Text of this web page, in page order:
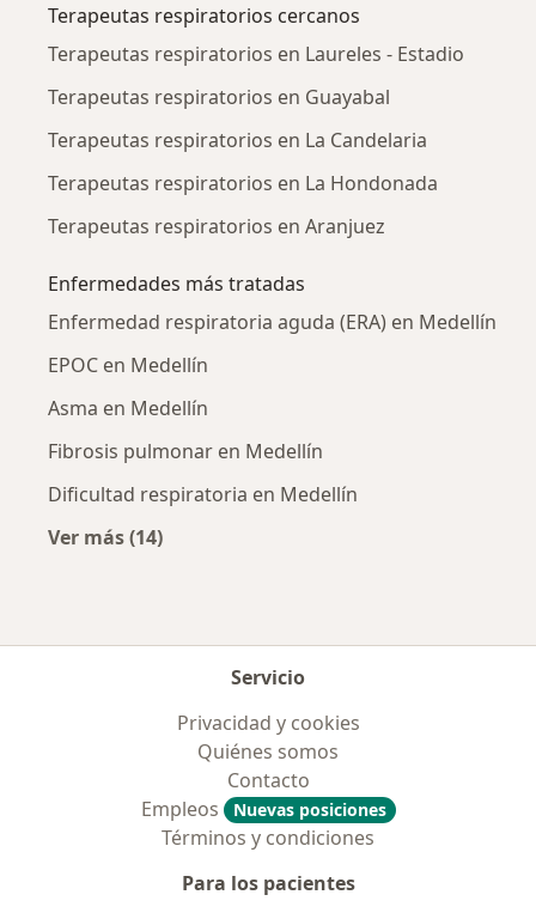
Terapeutas respiratorios cercanos
Terapeutas respiratorios en Laureles - Estadio
Terapeutas respiratorios en Guayabal
Terapeutas respiratorios en La Candelaria
Terapeutas respiratorios en La Hondonada
Terapeutas respiratorios en Aranjuez
Enfermedades más tratadas
Enfermedad respiratoria aguda (ERA) en Medellín
EPOC en Medellín
Asma en Medellín
Fibrosis pulmonar en Medellín
Dificultad respiratoria en Medellín
Ver más (14)
Servicio
Privacidad y cookies
Quiénes somos
Contacto
Empleos
Nuevas posiciones
Términos y condiciones
Para los pacientes